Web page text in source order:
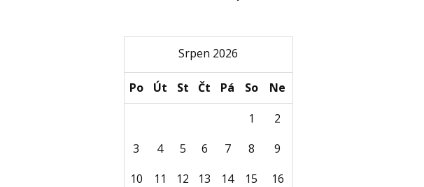
Srpen 2026
Po Út St Čt Pá So
Ne
1
2
3
4 5 6 7 8
9
10
11 12 13 14 15
16